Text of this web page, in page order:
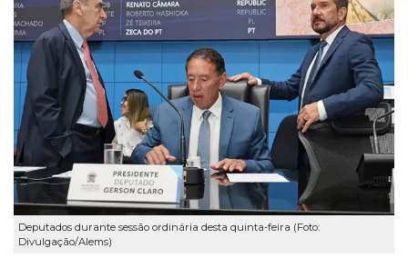
Deputados durante sessão ordinária desta quinta-feira (Foto:
Divulgação/Alems)